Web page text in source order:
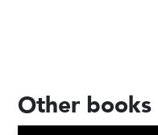
Other books